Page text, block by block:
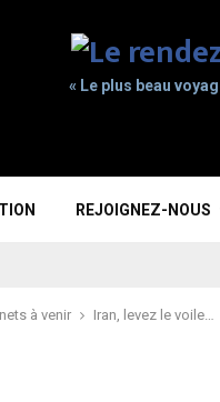
« Le plus beau
REJOIGNEZ-NOUS
à venir Iran, levez le voile…